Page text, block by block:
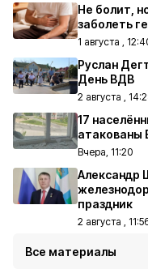
Не болит,
заболеть
1 августа ,
Руслан
День ВДВ
2 августа ,
17
атакованы
Вчера, 11:20
Александр
праздник
2 августа ,
Все материалы